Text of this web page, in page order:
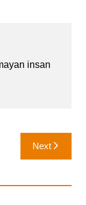
insan
Next